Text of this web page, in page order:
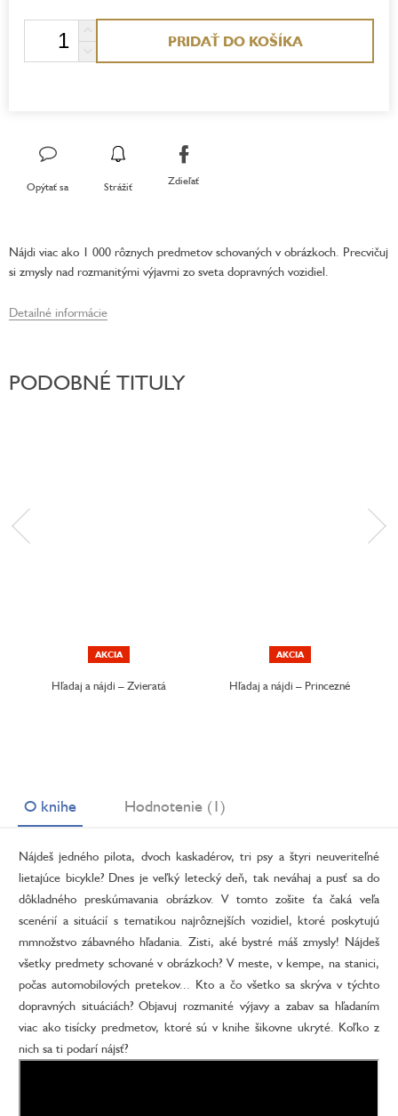
PRIDAŤ DO KOŠÍKA
Opýtať sa Strážiť Zdieľať
Nájdi viac ako 1 000 rôznych predmetov schovaných v obrázkoch. Precvičuj
si zmysly nad rozmanitými výjavmi zo sveta dopravných vozidiel.
Detailné informácie
PODOBNÉ TITULY
AKCIA
Hľadaj a nájdi – Zvieratá
AKCIA
Hľadaj a nájdi – Princezné
O knihe Hodnotenie (1)
Nájdeš jedného pilota, dvoch kaskadérov, tri psy a štyri neuveriteľné
lietajúce bicykle? Dnes je veľký letecký deň, tak neváhaj a pusť sa do
dôkladného preskúmavania obrázkov. V tomto zošite ťa čaká veľa
scenérií a situácií s tematikou najrôznejších vozidiel, ktoré poskytujú
mmnožstvo zábavného hľadania. Zisti, aké bystré máš zmysly! Nájdeš
všetky predmety schované v obrázkoch? V meste, v kempe, na stanici,
počas automobilových pretekov... Kto a čo všetko sa skrýva v týchto
dopravných situáciách? Objavuj rozmanité výjavy a zabav sa hľadaním
viac ako tisícky predmetov, ktoré sú v knihe šikovne ukryté. Koľko z
nich sa ti podarí nájsť?